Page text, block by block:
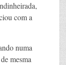
com a
numa
mesma